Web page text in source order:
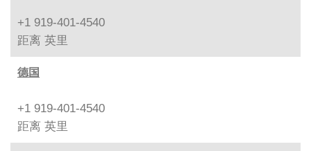
+1 919-401-4540
距离 英里
德国
+1 919-401-4540
距离 英里